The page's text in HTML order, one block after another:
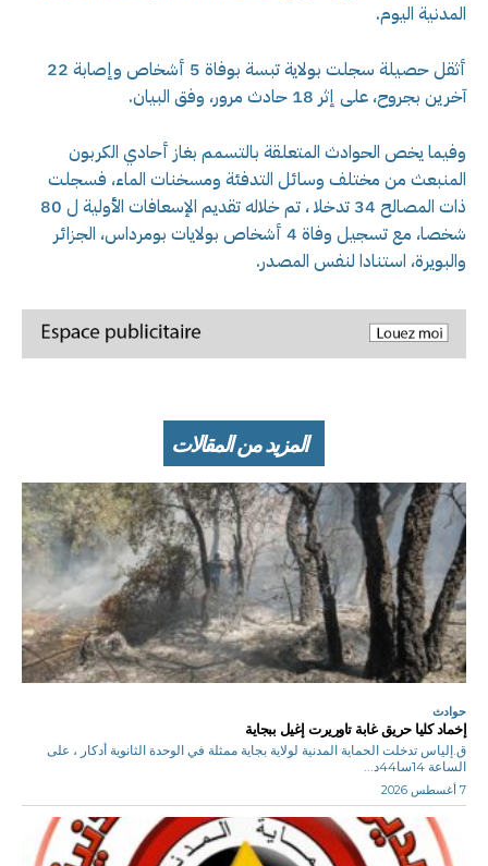
المدنية اليوم.
أثقل حصيلة سجلت بولاية تبسة بوفاة 5 أشخاص وإصابة 22
آخرين بجروح، على إثر 18 حادث مرور، وفق البيان.
وفيما يخص الحوادث المتعلقة بالتسمم بغاز أحادي الكربون
المنبعث من مختلف وسائل التدفئة ومسخنات الماء، فسجلت
ذات المصالح 34 تدخلا ، تم خلاله تقديم الإسعافات الأولية ل 80
شخصا، مع تسجيل وفاة 4 أشخاص بولايات بومرداس، الجزائر
والبويرة، استنادا لنفس المصدر.
المزيد من المقالات
حوادث
إخماد كليا حريق غابة تاوريرت إغيل ببجاية
ق.إلياس تدخلت الحماية المدنية لولاية بجاية ممثلة في الوحدة الثانوية أدكار ، على
الساعة 14سا44د...
7 أغسطس 2026